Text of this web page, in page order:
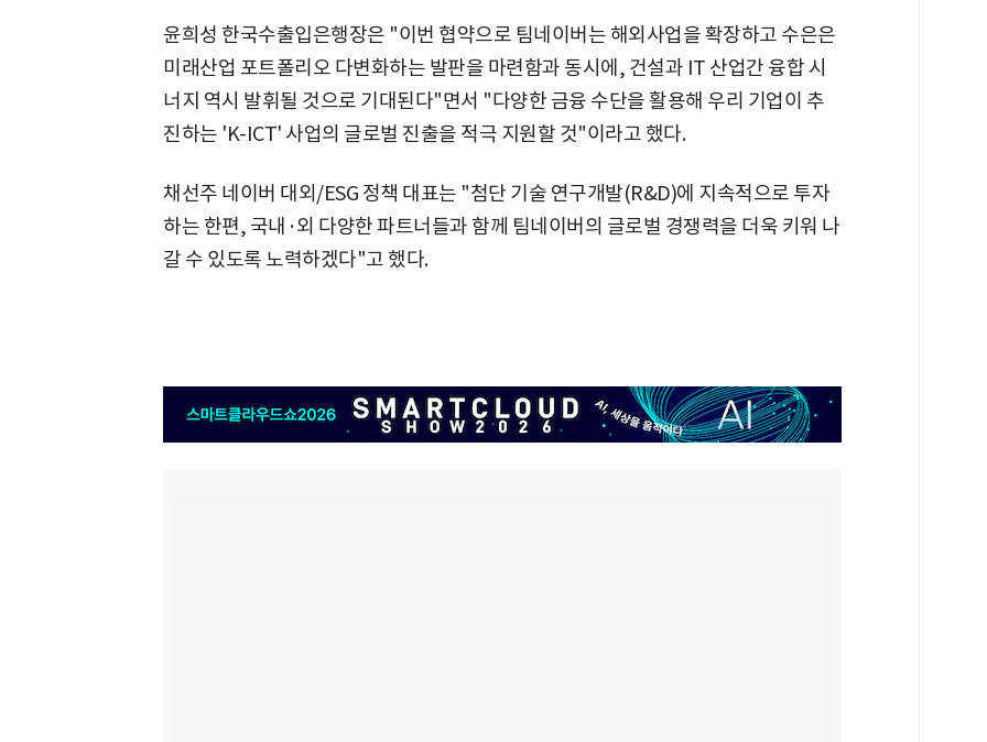
윤희성 한국수출입은행장은 "이번 협약으로 팀네이버는 해외사업을 확장하고 수은은
미래산업 포트폴리오 다변화하는 발판을 마련함과 동시에, 건설과 IT 산업간 융합 시
너지 역시 발휘될 것으로 기대된다"면서 "다양한 금융 수단을 활용해 우리 기업이 추
진하는 'K-ICT' 사업의 글로벌 진출을 적극 지원할 것"이라고 했다.
채선주 네이버 대외/ESG 정책 대표는 "첨단 기술 연구개발(R&D)에 지속적으로 투자
하는 한편, 국내·외 다양한 파트너들과 함께 팀네이버의 글로벌 경쟁력을 더욱 키워 나
갈 수 있도록 노력하겠다"고 했다.